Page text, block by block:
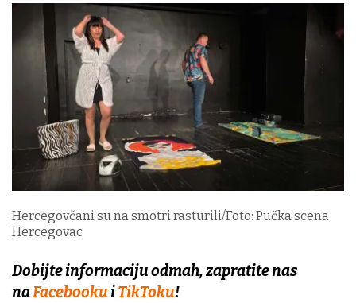
Hercegovčani su na smotri rasturili/Foto: Pučka scena
Hercegovac
Dobijte informaciju odmah, zapratite nas
naFacebooku iTikToku!